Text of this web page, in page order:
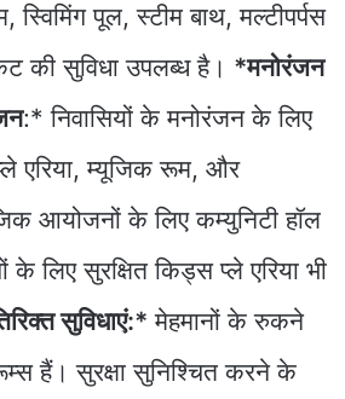
स्विमिंग पूल, स्टीम बाथ, मल्टीपर्पस
की सुविधा उपलब्ध है। *मनोरंजन
:* निवासियों के मनोरंजन के लिए
एरिया, म्यूजिक रूम, और
आयोजनों के लिए कम्युनिटी हॉल
के लिए सुरक्षित किड्स प्ले एरिया भी
सुविधाएं:* मेहमानों के रुकने
हैं। सुरक्षा सुनिश्चित करने के